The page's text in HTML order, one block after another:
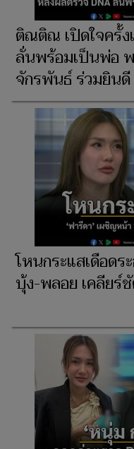
ติณติณ เปิดใจครั้
ลั่นพร้อมเป็นพ่อ
จักรพันธ์ ร่วมยินดี
โหนกระแสเดือด
บุ้ง-พลอย เคลียร์